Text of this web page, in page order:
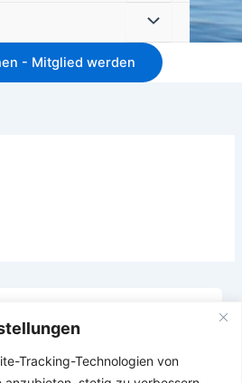
Tracking-Technologien von
- Mitglied werden
Indigenous